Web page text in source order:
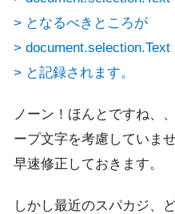
> となるべきところが
> document.selection.Text
> と記録されます。
ノーン！ほんとですね、
ープ文字を考慮していま
早速修正しておきます。
しかし最近のスパカジ、